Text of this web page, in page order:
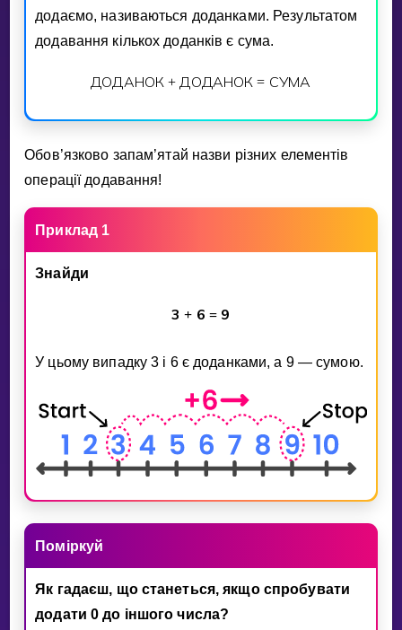
додаємо, називаються доданками. Результатом
додавання кiлькох доданкiв є сума.
ДОДАНОК + ДОДАНОК = СУМА
Обов’язково запам’ятай назви рiзних елементiв
операцiї додавання!
Приклад 1
Знайди
3 + 6 = 9
У цьому випадку 3 i 6 є доданками, а 9 — сумою.
Помiркуй
Як гадаєш, що станеться, якщо спробувати
додати 0 до iншого числа?